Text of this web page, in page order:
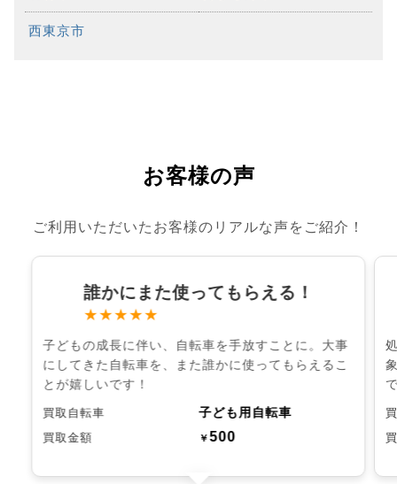
西東京市
お客様の声
ご利用いただいたお客様のリアルな声をご紹介！
誰かにまた使ってもらえる！
★★★★★
子どもの成長に伴い、自転車を手放すことに。大事
にしてきた自転車を、また誰かに使ってもらえるこ
とが嬉しいです！
買取自転車 子ども用自転車
買取金額 ￥500